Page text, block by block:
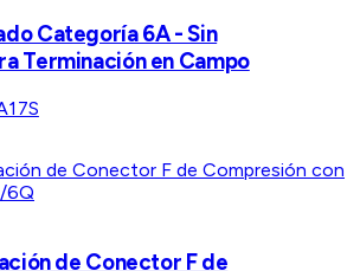
Categoría 6A - Sin
Terminación en Campo
de Conector F de